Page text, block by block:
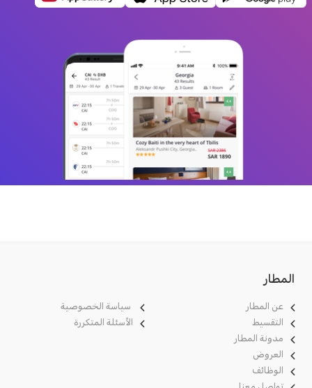
المطار
عن المطار
التقسيط
مدونة المطار
العروض
الوظائف
سياسة الخصوصية
الأسئلة المتكررة